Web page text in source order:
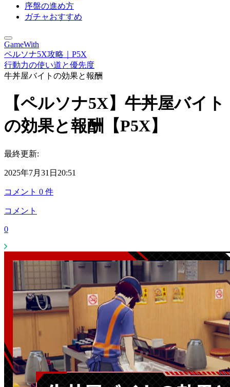
序盤の進め方
ガチャおすすめ
GameWith
ペルソナ5X攻略｜P5X
行動力の使い道と優先度
牛丼屋バイトの効果と報酬
【ペルソナ5X】牛丼屋バイト
の効果と報酬【P5X】
最終更新:
2025年7月31日20:51
コメント 0 件
コメント
0